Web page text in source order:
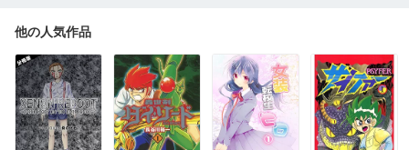
他の人気作品